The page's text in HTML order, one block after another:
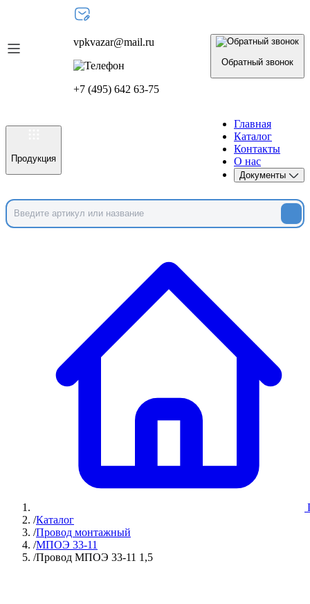
vpkvazar@mail.ru
+7 (495) 642 63-75
Обратный звонок
Продукция
Главная
Каталог
Контакты
О нас
Документы
/Каталог
/Провод монтажный
/МПОЭ 33-11
/Провод МПОЭ 33-11 1,5